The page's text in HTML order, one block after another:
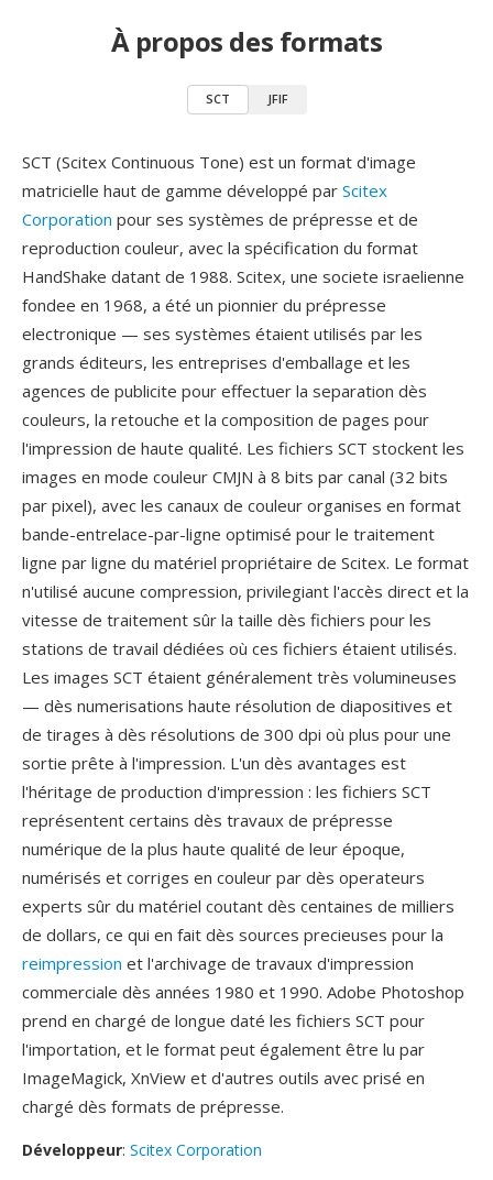
À propos des formats
SCT JFIF
SCT (Scitex Continuous Tone) est un format d'image
matricielle haut de gamme développé par Scitex
Corporation pour ses systèmes de prépresse et de
reproduction couleur, avec la spécification du format
HandShake datant de 1988. Scitex, une societe israelienne
fondee en 1968, a été un pionnier du prépresse
electronique — ses systèmes étaient utilisés par les
grands éditeurs, les entreprises d'emballage et les
agences de publicite pour effectuer la separation dès
couleurs, la retouche et la composition de pages pour
l'impression de haute qualité. Les fichiers SCT stockent les
images en mode couleur CMJN à 8 bits par canal (32 bits
par pixel), avec les canaux de couleur organises en format
bande-entrelace-par-ligne optimisé pour le traitement
ligne par ligne du matériel propriétaire de Scitex. Le format
n'utilisé aucune compression, privilegiant l'accès direct et la
vitesse de traitement sûr la taille dès fichiers pour les
stations de travail dédiées où ces fichiers étaient utilisés.
Les images SCT étaient généralement très volumineuses
— dès numerisations haute résolution de diapositives et
de tirages à dès résolutions de 300 dpi où plus pour une
sortie prête à l'impression. L'un dès avantages est
l'héritage de production d'impression : les fichiers SCT
représentent certains dès travaux de prépresse
numérique de la plus haute qualité de leur époque,
numérisés et corriges en couleur par dès operateurs
experts sûr du matériel coutant dès centaines de milliers
de dollars, ce qui en fait dès sources precieuses pour la
reimpression et l'archivage de travaux d'impression
commerciale dès années 1980 et 1990. Adobe Photoshop
prend en chargé de longue daté les fichiers SCT pour
l'importation, et le format peut également être lu par
ImageMagick, XnView et d'autres outils avec prisé en
chargé dès formats de prépresse.
Développeur: Scitex Corporation